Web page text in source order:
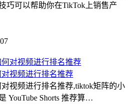
巧可以帮助你在TikTok上销售产
对视频进行排名推荐
对视频进行排名推荐,tiktok矩阵的小
YouTube Shorts 推荐算…